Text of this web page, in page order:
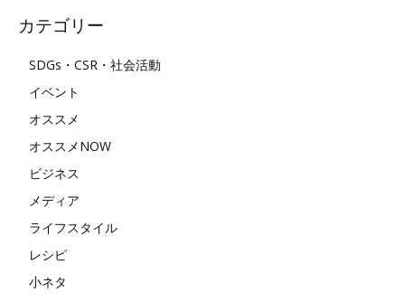
カテゴリー
SDGs・CSR・社会活動
イベント
オススメ
オススメNOW
ビジネス
メディア
ライフスタイル
レシピ
小ネタ